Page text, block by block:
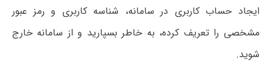
ایجاد حساب کاربری در سامانه، شناسه کاربری و رمز عبور
مشخصی را تعریف کرده، به خاطر بسپارید و از سامانه خارج
شوید.